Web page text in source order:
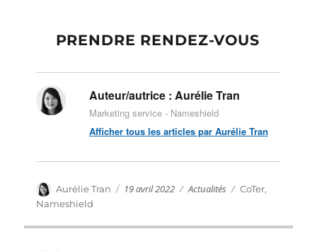
PRENDRE RENDEZ-VOUS
Auteur/autrice : Aurélie Tran
Marketing service - Nameshield
Afficher tous les articles par Aurélie Tran
Auteur
Aurélie Tran Publié
le
19 avril 2022 Catégories
Actualités Étiquettes
CoTer,
Nameshield